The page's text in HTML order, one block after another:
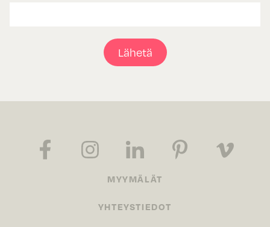
Lähetä
MYYMÄLÄT
YHTEYSTIEDOT